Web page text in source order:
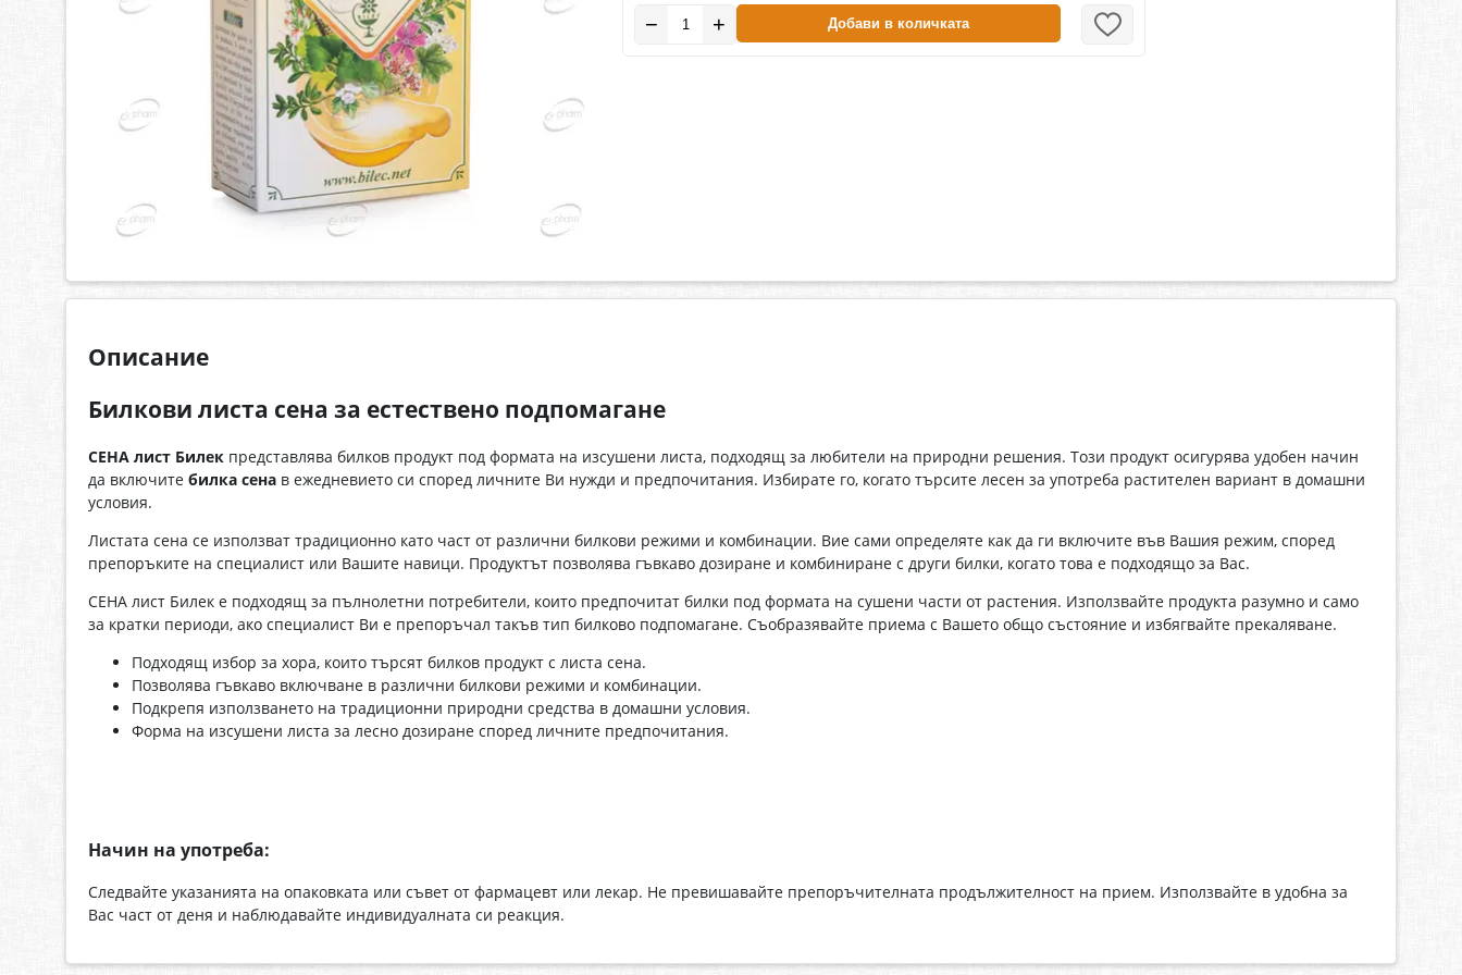
− + Добави в количката
Описание
Билкови листа сена за естествено подпомагане
СЕНА лист Билек представлява билков продукт под формата на изсушени листа, подходящ за любители на природни решения. Този продукт осигурява удобен начин
да включите билка сена в ежедневието си според личните Ви нужди и предпочитания. Избирате го, когато търсите лесен за употреба растителен вариант в домашни
условия.
Листата сена се използват традиционно като част от различни билкови режими и комбинации. Вие сами определяте как да ги включите във Вашия режим, според
препоръките на специалист или Вашите навици. Продуктът позволява гъвкаво дозиране и комбиниране с други билки, когато това е подходящо за Вас.
СЕНА лист Билек е подходящ за пълнолетни потребители, които предпочитат билки под формата на сушени части от растения. Използвайте продукта разумно и само
за кратки периоди, ако специалист Ви е препоръчал такъв тип билково подпомагане. Съобразявайте приема с Вашето общо състояние и избягвайте прекаляване.
Подходящ избор за хора, които търсят билков продукт с листа сена.
Позволява гъвкаво включване в различни билкови режими и комбинации.
Подкрепя използването на традиционни природни средства в домашни условия.
Форма на изсушени листа за лесно дозиране според личните предпочитания.
Начин на употреба:
Следвайте указанията на опаковката или съвет от фармацевт или лекар. Не превишавайте препоръчителната продължителност на прием. Използвайте в удобна за
Вас част от деня и наблюдавайте индивидуалната си реакция.